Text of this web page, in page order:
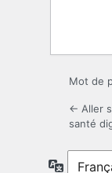
Mot de
← Aller
santé
Langue